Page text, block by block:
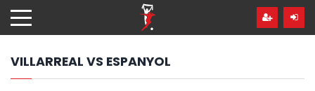
hdo
treści
VILLARREAL VS ESPANYOL